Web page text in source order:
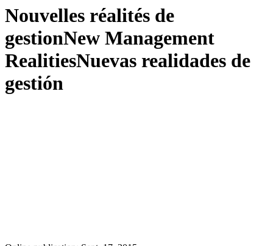
Nouvelles réalités de
gestionNew Management
RealitiesNuevas realidades de
gestión